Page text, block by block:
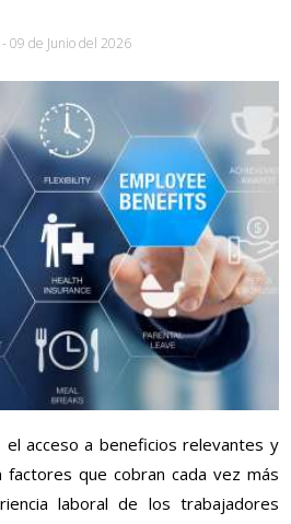
09 de Junio del 2026
el acceso a beneficios relevantes y
factores que cobran cada vez más
laboral de los trabajadores